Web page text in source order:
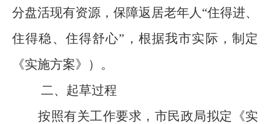
分盘活现有资源，保障返居老年人“住得进、
住得稳、住得舒心”，根据我市实际，制定
《实施方案》）。
二、起草过程
按照有关工作要求，市民政局拟定《实